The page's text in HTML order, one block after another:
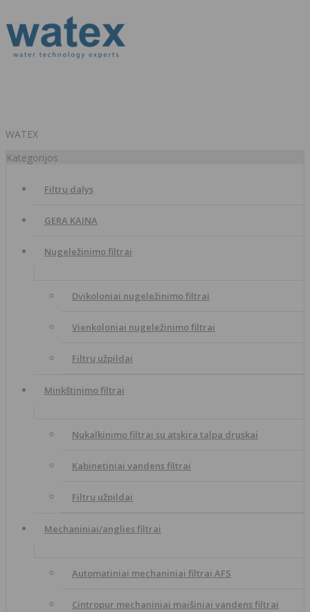
WATEX
Kategorijos
Filtrų dalys
GERA KAINA
Nugeležinimo filtrai
Dvikoloniai nugeležinimo filtrai
Vienkoloniai nugeležinimo filtrai
Filtrų užpildai
Minkštinimo filtrai
Nukalkinimo filtrai su atskira talpa druskai
Kabinetiniai vandens filtrai
Filtrų užpildai
Mechaniniai/anglies filtrai
Automatiniai mechaniniai filtrai AFS
Cintropur mechaniniai maišiniai vandens filtrai